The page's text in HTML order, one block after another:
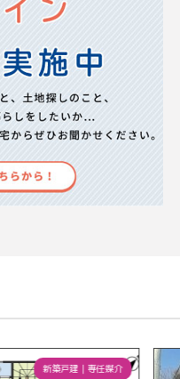
新築戸建 ｜ 専任媒介